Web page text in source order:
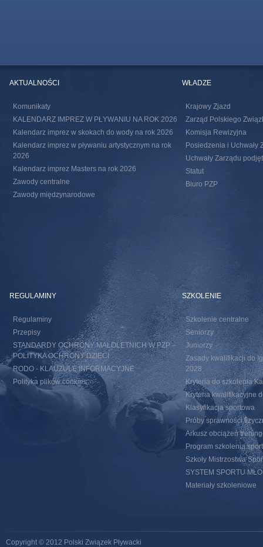
AKTUALNOŚCI
Komunikaty
KALENDARZ IMPREZ W PŁYWANIU NA ROK 2026
Kalendarz imprez w skokach do wody na rok 2026
Kalendarz imprez w pływaniu artystycznym na rok
2026
Kalendarz imprez Masters na rok 2026
Zawody centralne
Zawody międzynarodowe
WŁADZE
Krajowy Zjazd
Zarząd Polskiego
Komisja Rewizyjna
Posiedzenia i Uchwały
Uchwały Zarządu
Statut
Biuro PZP
REGULAMINY
Regulaminy
Przepisy
STANDARDY OCHRONY MAŁOLETNICH W PZP –
POLITYKA OCHRONY DZIECI
RODO - KLAUZULE INFORMACYJNE
Polityka plików cookies
SZKOLENIE
Szkolenie centralne
Seniorzy
Juniorzy
Zasady kwalifikacji do
2028
Kryteria do szkolenia
Kryteria kwalifikacyjne
Klasyfikacja sportowa
Próby sprawności
Arkusz obciążeń
Program szkolenia
Szkoły Mistrzostwa
SYSTEM SPORTU
Materiały szkoleniowe
Copyright © 2012 Polski Związek Pływacki